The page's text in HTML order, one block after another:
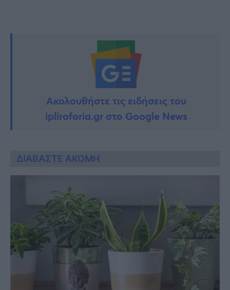
Ακολουθήστε τις ειδήσεις του
ipliroforia.gr στο Google News
ΔΙΑΒΑΣΤΕ ΑΚΟΜΗ